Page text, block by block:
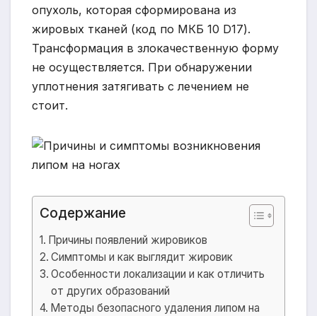
опухоль, которая сформирована из
жировых тканей (код по МКБ 10 D17).
Трансформация в злокачественную форму
не осуществляется. При обнаружении
уплотнения затягивать с лечением не
стоит.
Содержание
Причины появлений жировиков
Симптомы и как выглядит жировик
Особенности локализации и как отличить
от других образований
Методы безопасного удаления липом на